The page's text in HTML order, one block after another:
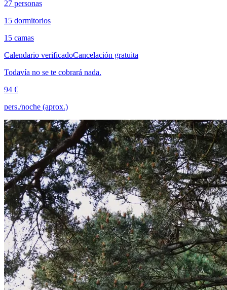
27 personas
15 dormitorios
15 camas
Calendario verificadoCancelación gratuita
Todavía no se te cobrará nada.
94 €
pers./noche (aprox.)